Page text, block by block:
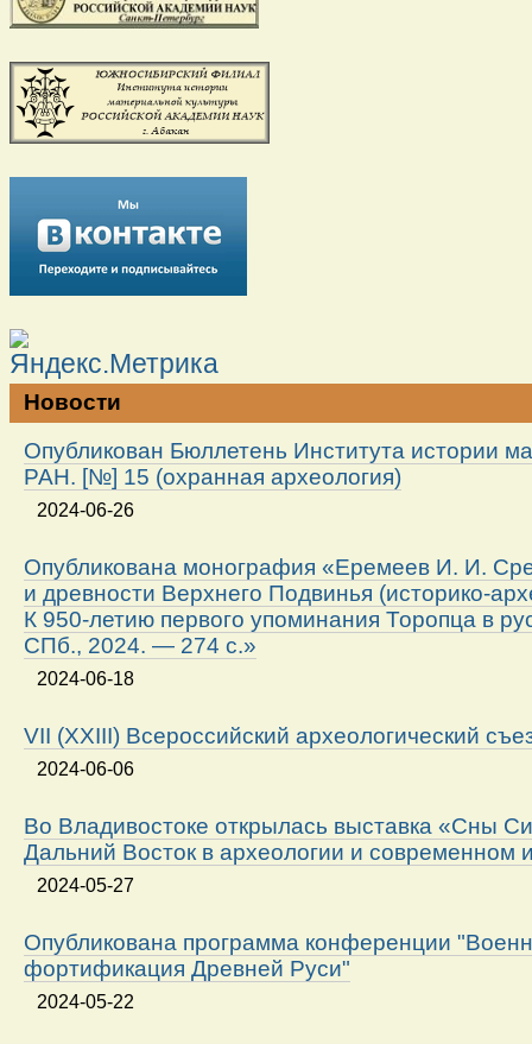
Новости
Опубликован Бюллетень Института истории
РАН. [№] 15 (охранная археология)
2024-06-26
Опубликована монография «Еремеев И. И.
и древности Верхнего Подвинья (историко-
К 950-летию первого упоминания Торопца в
СПб., 2024. — 274 с.»
2024-06-18
VII (XXIII) Всероссийский археологический
2024-06-06
Во Владивостоке открылась выставка «Сны
Дальний Восток в археологии и современном
2024-05-27
Опубликована программа конференции
фортификация Древней Руси"
2024-05-22